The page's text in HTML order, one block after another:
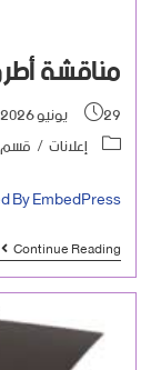
مناقشة
29 يونيو 2026
إعلانات/ قسم
By EmbedPress
Continue Reading